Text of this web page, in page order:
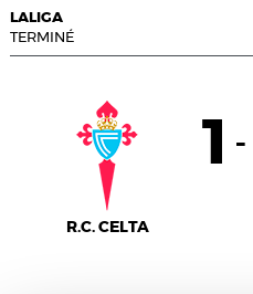
LALIGA
TERMINÉ
R.C. CELTA
1 -